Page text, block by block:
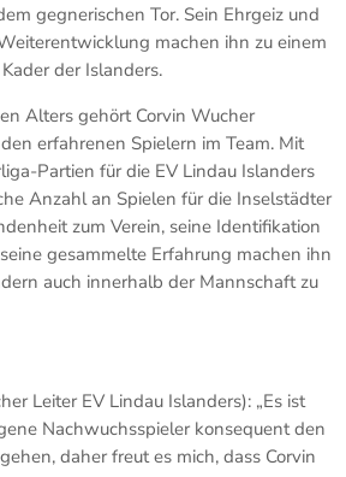
gegnerischen Tor. Sein Ehrgeiz und
machen ihn zu einem
der Islanders.
Alters gehört Corvin Wucher
erfahrenen Spielern im Team. Mit
Partien für die EV Lindau Islanders
Anzahl an Spielen für die Inselstädter
zum Verein, seine Identifikation
gesammelte Erfahrung machen ihn
auch innerhalb der Mannschaft zu
Leiter EV Lindau Islanders): „Es ist
Nachwuchsspieler konsequent den
daher freut es mich, dass Corvin